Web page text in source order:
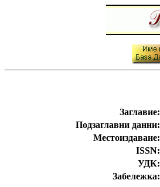
Заглавие:
Подзаглавни данни:
Местоиздаване:
ISSN:
УДК:
Забележка: